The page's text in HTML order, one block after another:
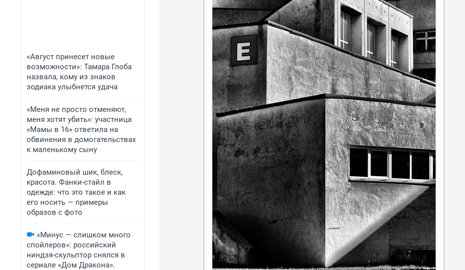
«Август принесет новые
возможности»: Тамара Глоба
назвала, кому из знаков
зодиака улыбнется удача
«Меня не просто отменяют,
меня хотят убить»: участница
«Мамы в 16» ответила на
обвинения в домогательствах
к маленькому сыну
Дофаминовый шик, блеск,
красота. Фанки-стайл в
одежде: что это такое и как
его носить — примеры
образов с фото
«Минус — слишком много
спойлеров»: российский
ниндзя-скульптор снялся в
сериале «Дом Дракона».